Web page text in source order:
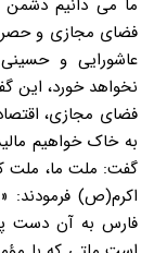
ما می دانیم دشمن
عاشورایی و
نخواهد خورد، این
فضای مجازی،
به خاک خواهیم
گفت: ملت ما، ملت
اکرم(ص) فرمودند:
فارس به آن دست